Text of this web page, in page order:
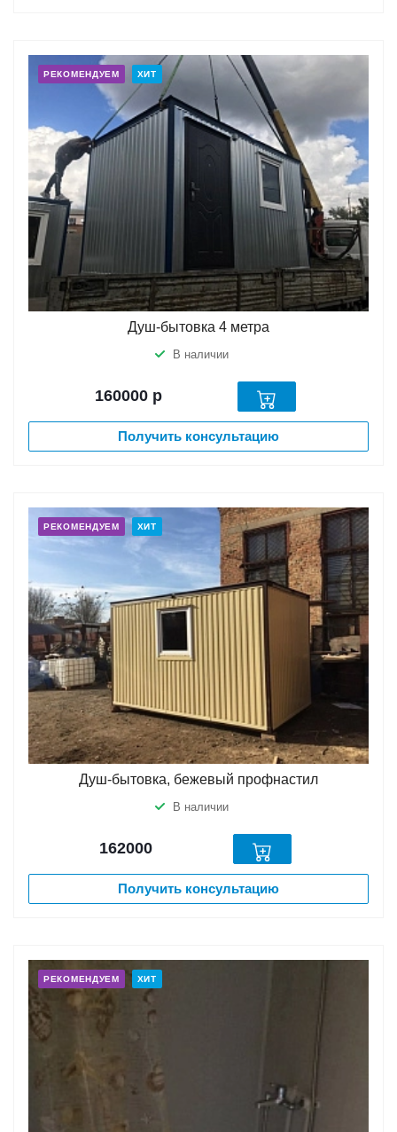
РЕКОМЕНДУЕМ ХИТ
Душ-бытовка 4 метра
В наличии
160000 р
Получить консультацию
РЕКОМЕНДУЕМ ХИТ
Душ-бытовка, бежевый профнастил
В наличии
162000
Получить консультацию
РЕКОМЕНДУЕМ ХИТ